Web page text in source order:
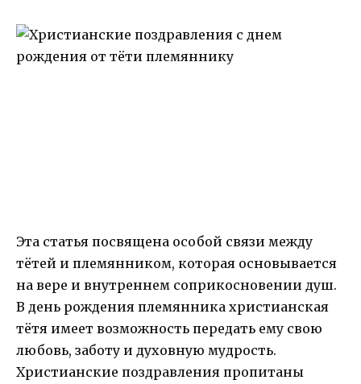
Эта статья посвящена особой связи между
тётей и племянником, которая основывается
на вере и внутреннем соприкосновении душ.
В день рождения племянника христианская
тётя имеет возможность передать ему свою
любовь, заботу и духовную мудрость.
Христианские поздравления пропитаны